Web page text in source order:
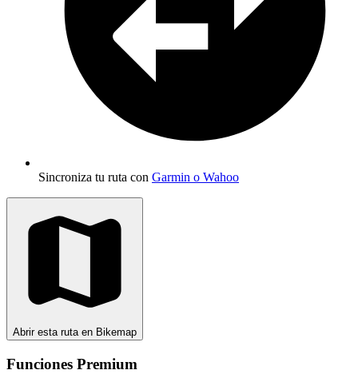
Sincroniza tu ruta con Garmin o Wahoo
Abrir esta ruta en Bikemap
Funciones Premium